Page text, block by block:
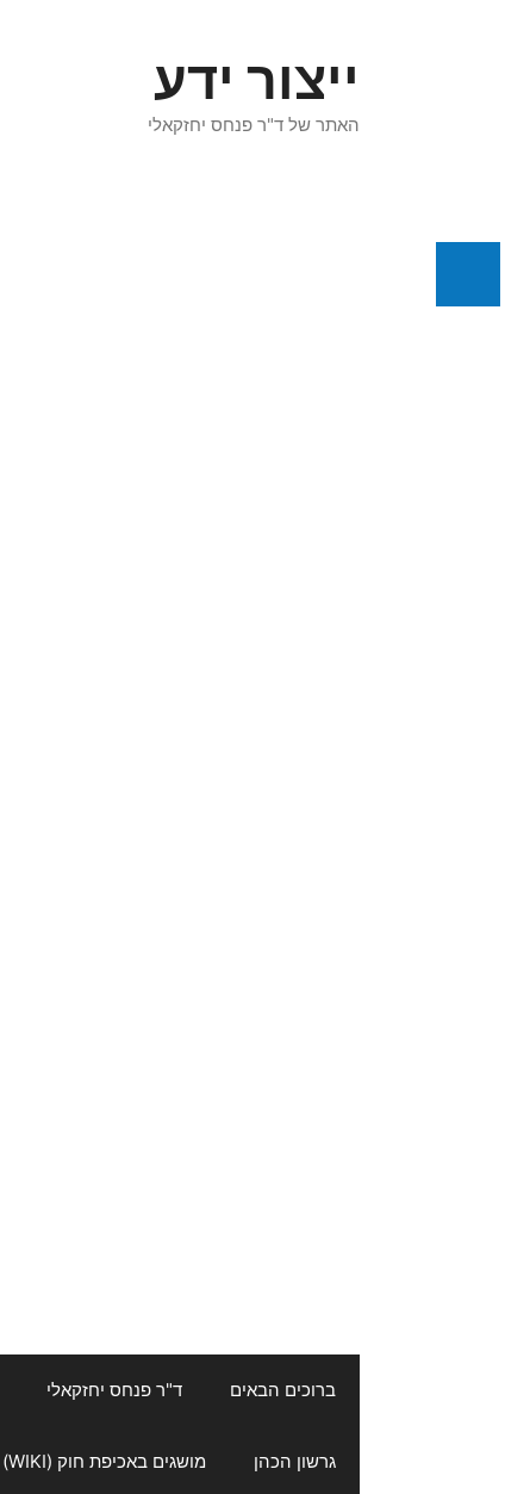
ייצור ידע
האתר של ד"ר פנחס יחזקאלי
ברוכים הבאים ד"ר פנחס יחזקאלי
גרשון הכהן מושגים באכיפת חוק (WIKI)